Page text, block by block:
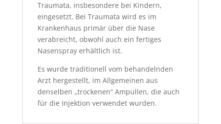
Traumata, insbesondere bei Kindern,
eingesetzt. Bei Traumata wird es im
Krankenhaus primär über die Nase
verabreicht, obwohl auch ein fertiges
Nasenspray erhältlich ist.
Es wurde traditionell vom behandelnden
Arzt hergestellt, im Allgemeinen aus
denselben „trockenen“ Ampullen, die auch
für die Injektion verwendet wurden.